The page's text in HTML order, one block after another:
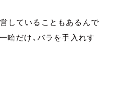
していることもあるんで
輪だけ、バラを手入れす